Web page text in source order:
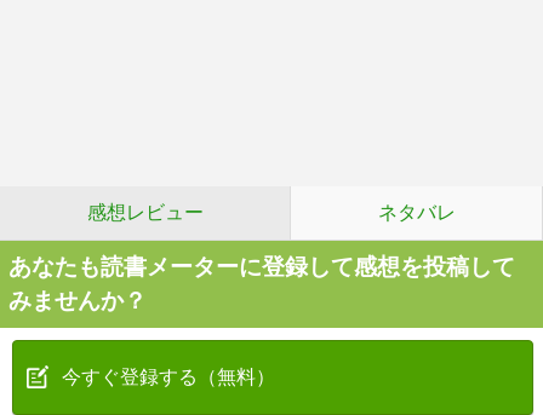
感想レビュー ネタバレ
あなたも読書メーターに登録して感想を投稿して
みませんか？
今すぐ登録する（無料）